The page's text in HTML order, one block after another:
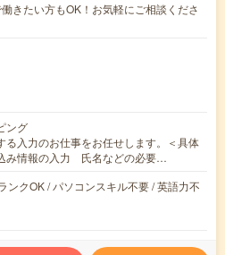
きたい方もOK！お気軽にご相談くださ
ング
る入力のお仕事をお任せします。＜具体
み情報の入力 氏名などの必要…
ンクOK / パソコンスキル不要 / 英語力不